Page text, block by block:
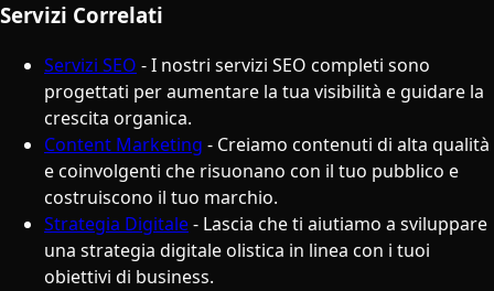
Servizi Correlati
Servizi SEO - I nostri servizi SEO completi sono
progettati per aumentare la tua visibilità e guidare la
crescita organica.
Content Marketing - Creiamo contenuti di alta qualità
e coinvolgenti che risuonano con il tuo pubblico e
costruiscono il tuo marchio.
Strategia Digitale- Lascia che ti aiutiamo a sviluppare
una strategia digitale olistica in linea con i tuoi
obiettivi di business.